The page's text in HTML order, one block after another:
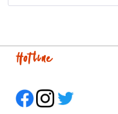
Hotline